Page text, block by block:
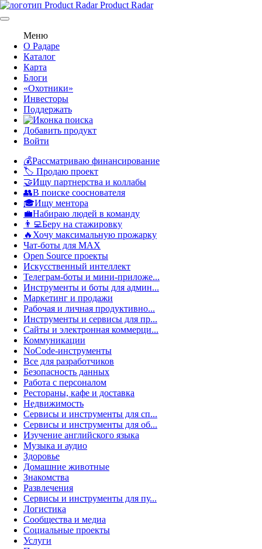
Product Radar
Меню
О Радаре
Каталог
Карта
Блоги
«Охотники»
Инвесторы
Поддержать
Добавить продукт
Войти
💰Рассматриваю финансирование
🏷️ Продаю проект
🤝Ищу партнерства и коллабы
👥В поиске сооснователя
🎓Ищу ментора
💼Набираю людей в команду
👨‍💻Беру на стажировку
🔥Хочу максимальную прожарку
Чат-боты для MAX
Open Source проекты
Искусственный интеллект
Телеграм-боты и мини-приложе...
Инструменты и боты для админ...
Маркетинг и продажи
Рабочая и личная продуктивно...
Инструменты и сервисы для пр...
Сайты и электронная коммерци...
Коммуникации
NoCode-инструменты
Все для разработчиков
Безопасность данных
Работа с персоналом
Рестораны, кафе и доставка
Недвижимость
Сервисы и инструменты для сп...
Сервисы и инструменты для об...
Изучение английского языка
Музыка и аудио
Здоровье
Домашние животные
Знакомства
Развлечения
Сервисы и инструменты для пу...
Логистика
Сообщества и медиа
Социальные проекты
Услуги